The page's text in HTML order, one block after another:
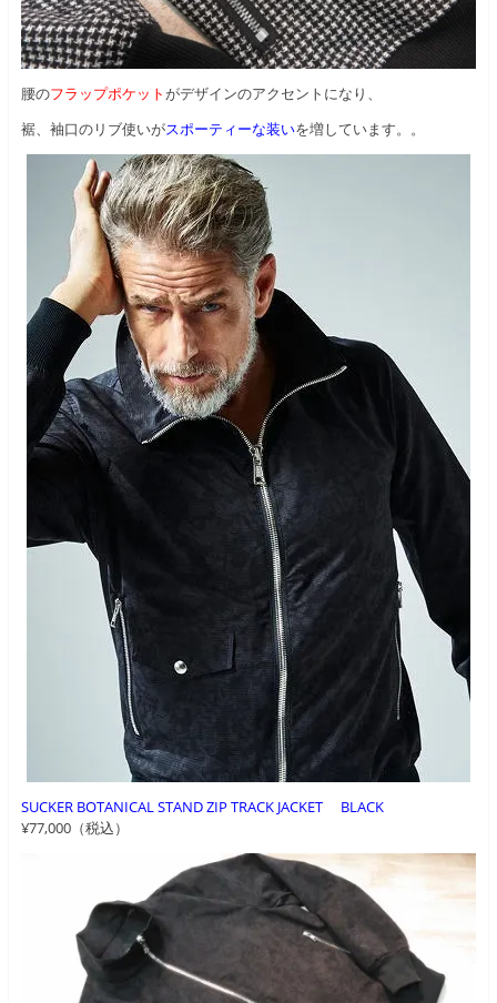
腰のフラップポケットがデザインのアクセントになり、
裾、袖口のリブ使いがスポーティーな装いを増しています。。
SUCKER BOTANICAL STAND ZIP TRACK JACKET BLACK
¥77,000（税込）